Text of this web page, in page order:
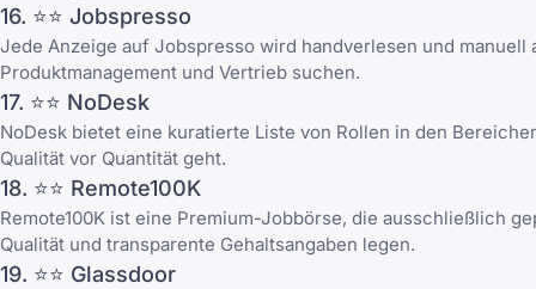
16. ⭐⭐ Jobspresso
Jede Anzeige auf Jobspresso wird handverlesen und
Produktmanagement und Vertrieb suchen.
17. ⭐⭐ NoDesk
NoDesk bietet eine kuratierte Liste von Rollen in den
Qualität vor Quantität geht.
18. ⭐⭐ Remote100K
Remote100K ist eine Premium-Jobbörse, die ausschließlich
Qualität und transparente Gehaltsangaben legen.
19. ⭐⭐ Glassdoor